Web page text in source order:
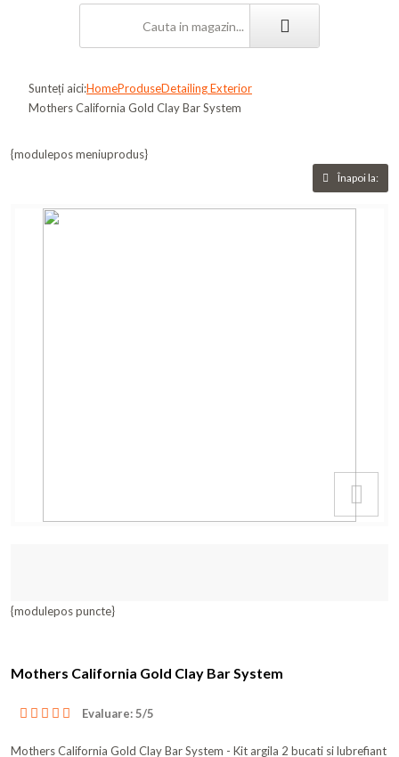
Sunteți aici:HomeProduseDetailing Exterior
Mothers California Gold Clay Bar System
{modulepos meniuprodus}
Înapoi la:
{modulepos puncte}
Mothers California Gold Clay Bar System
Evaluare: 5/5
Mothers California Gold Clay Bar System - Kit argila 2 bucati si lubrefiant